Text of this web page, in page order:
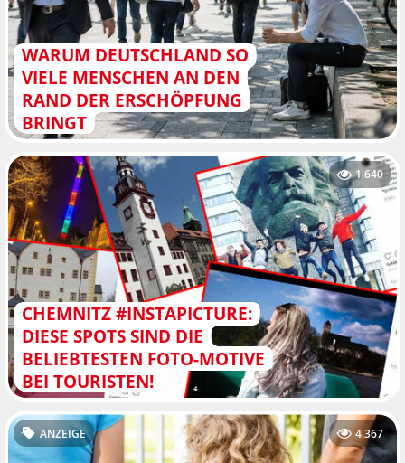
WARUM DEUTSCHLAND SO
VIELE MENSCHEN AN DEN
RAND DER ERSCHÖPFUNG
BRINGT
CHEMNITZ #INSTAPICTURE:
DIESE SPOTS SIND DIE
BELIEBTESTEN FOTO-MOTIVE
BEI TOURISTEN!
1.640
ANZEIGE 4.367